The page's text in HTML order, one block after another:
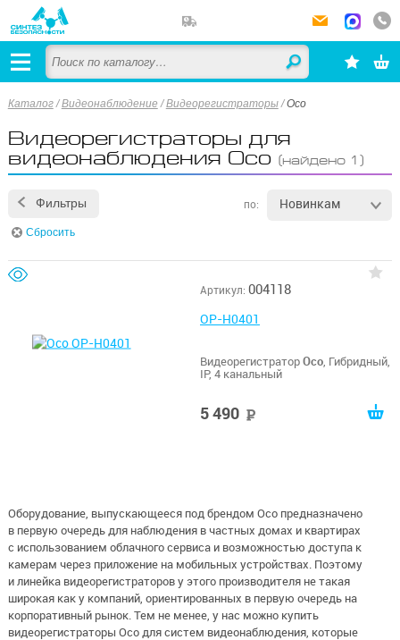
Каталог /Видеонаблюдение /Видеорегистраторы/Oco
Видеорегистраторы для
видеонаблюдения Oco (найдено 1)
Фильтры по: Новинкам
Сбросить
Артикул: 004118
OP-H0401
ВидеорегистраторOco, Гибридный,
IP, 4 канальный
5 490
Оборудование, выпускающееся под брендом Oco предназначено
в первую очередь для наблюдения в частных домах и квартирах
с использованием облачного сервиса и возможностью доступа к
камерам через приложение на мобильных устройствах. Поэтому
и линейка видеорегистраторов у этого производителя не такая
широкая как у компаний, ориентированных в первую очередь на
корпоративный рынок. Тем не менее, у нас можно купить
видеорегистраторы Oco для систем видеонаблюдения, которые